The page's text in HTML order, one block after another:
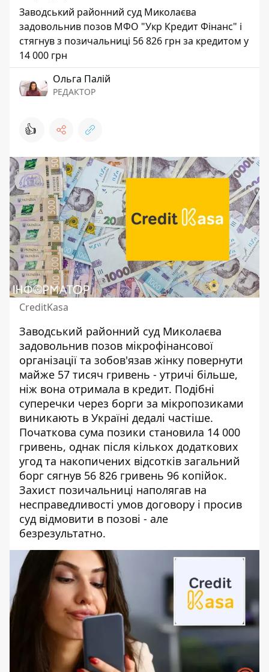
Заводський районний суд Миколаєва
задовольнив позов МФО "Укр Кредит Фінанс" і
стягнув з позичальниці 56 826 грн за кредитом у
14 000 грн
Ольга Палій
РЕДАКТОР
👍
CreditKasa
Заводський районний суд Миколаєва
задовольнив позов мікрофінансової
організації та зобов'язав жінку повернути
майже 57 тисяч гривень - утричі більше,
ніж вона отримала в кредит. Подібні
суперечки через борги за мікропозиками
виникають в Україні дедалі частіше.
Початкова сума позики становила 14 000
гривень, однак після кількох додаткових
угод та накопичених відсотків загальний
борг сягнув 56 826 гривень 96 копійок.
Захист позичальниці наполягав на
несправедливості умов договору і просив
суд відмовити в позові - але
безрезультатно.